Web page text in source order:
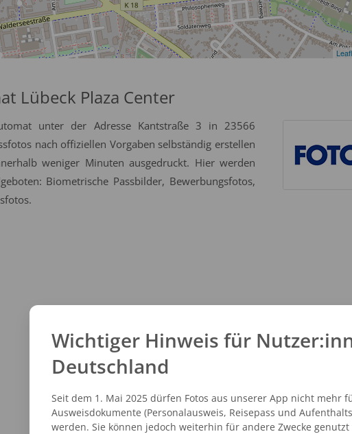
Lübeck Plaza Center
unter der Adresse Kantstraße 3 in 23566
nach offiziellen Vorgaben selbständig erstellen
weniger Minuten ausgedruckt. Hier werden
Biometrische Passbilder, Bewerbungsfotos,
Wichtiger Hinweis für
Deutschland
Seit dem 1. Mai 2025 dürfen Fotos aus unserer App nicht mehr
Ausweisdokumente (Personalausweis, Reisepass und
werden. Sie können jedoch weiterhin für andere Zwecke